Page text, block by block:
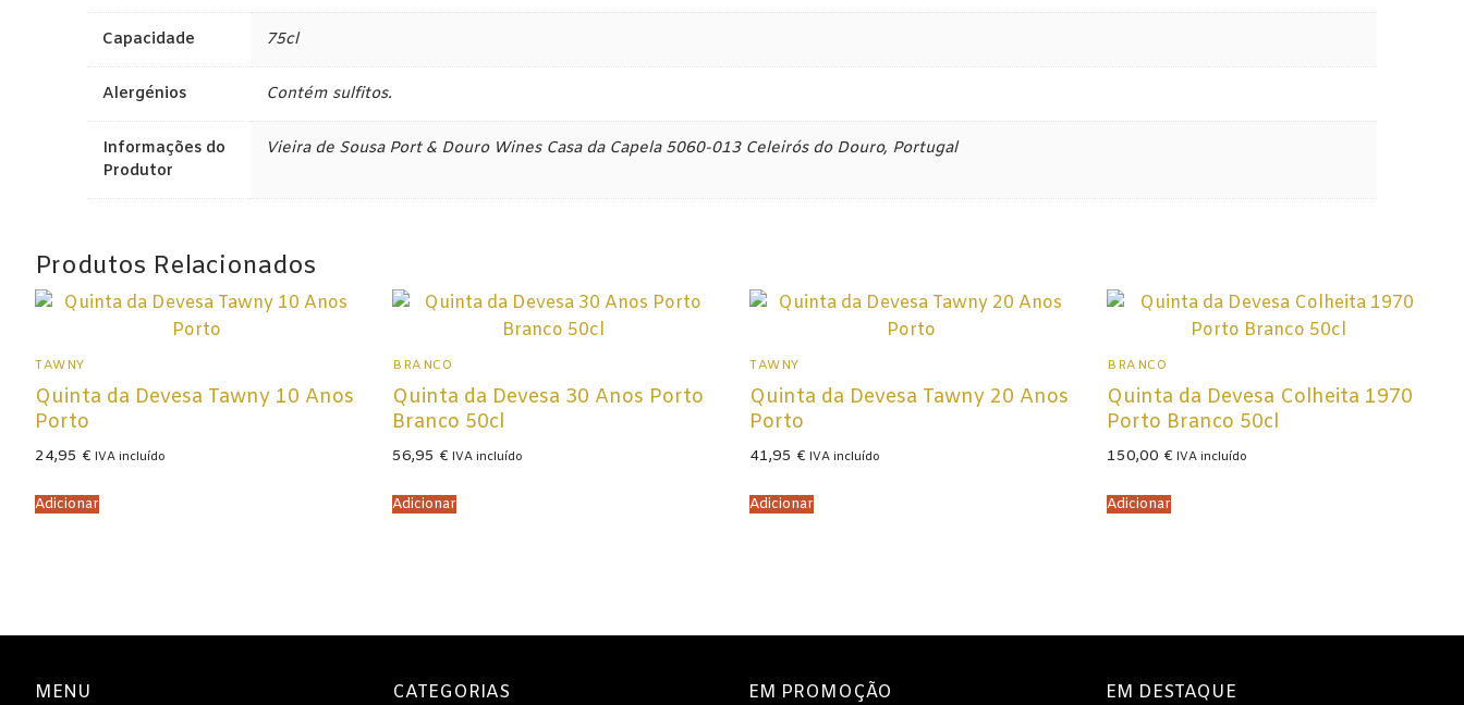
Tawny
Espumantes
Champagne
Espumantes
Capacidade 75cl
Alergénios Contém sulfitos.
Informações do
Produtor
Vieira de Sousa Port & Douro Wines Casa da Capela 5060-013 Celeirós do Douro, Portugal
Produtos Relacionados
TAWNY
Quinta da Devesa Tawny 10 Anos
Porto
24,95 € IVA incluído
Adicionar
BRANCO
Quinta da Devesa 30 Anos Porto
Branco 50cl
56,95 € IVA incluído
Adicionar
TAWNY
Quinta da Devesa Tawny 20 Anos
Porto
41,95 € IVA incluído
Adicionar
BRANCO
Quinta da Devesa Colheita 1970
Porto Branco 50cl
150,00 € IVA incluído
Adicionar
MENU CATEGORIAS
EM PROMOÇÃO
EM DESTAQUE